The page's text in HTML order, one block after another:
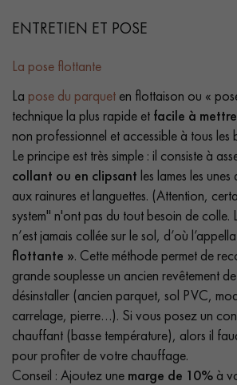
ENTRETIEN ET POSE
La pose flottante
La pose du parquet en flottaison ou «
technique la plus rapide et facile à
non professionnel et accessible à tous les
Le principe est très simple : il consiste à
collant ou en clipsant les lames les
aux rainures et languettes. (Attention,
system" n'ont pas du tout besoin de colle.
n’est jamais collée sur le sol, d’où
flottante ». Cette méthode permet de
grande souplesse un ancien revêtement
désinstaller (ancien parquet, sol PVC,
carrelage, pierre…). Si vous posez un
chauffant (basse température), alors il
pour profiter de votre chauffage.
Conseil : Ajoutez une marge de 10% à